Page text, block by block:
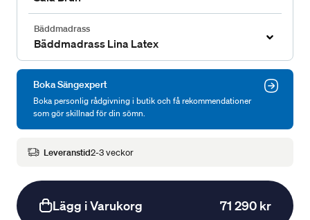
Bäddmadrass
Bäddmadrass Lina Latex
Boka Sängexpert
Boka personlig rådgivning i butik och få rekommendationer
som gör skillnad för din sömn.
Leveranstid2-3 veckor
Lägg i Varukorg 71 290 kr